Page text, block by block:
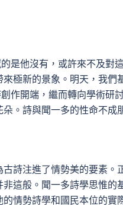
是他沒有，或許來不及對
極新的景象。明天，我們
作開端，繼而轉向學術研
。詩與聞一多的性命不成
詩注進了情勢美的要素
這般。聞一多詩學思惟的
情勢詩學和國民本位的實